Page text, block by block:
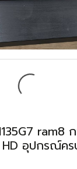
ram8
HD อุปกรณ์ค